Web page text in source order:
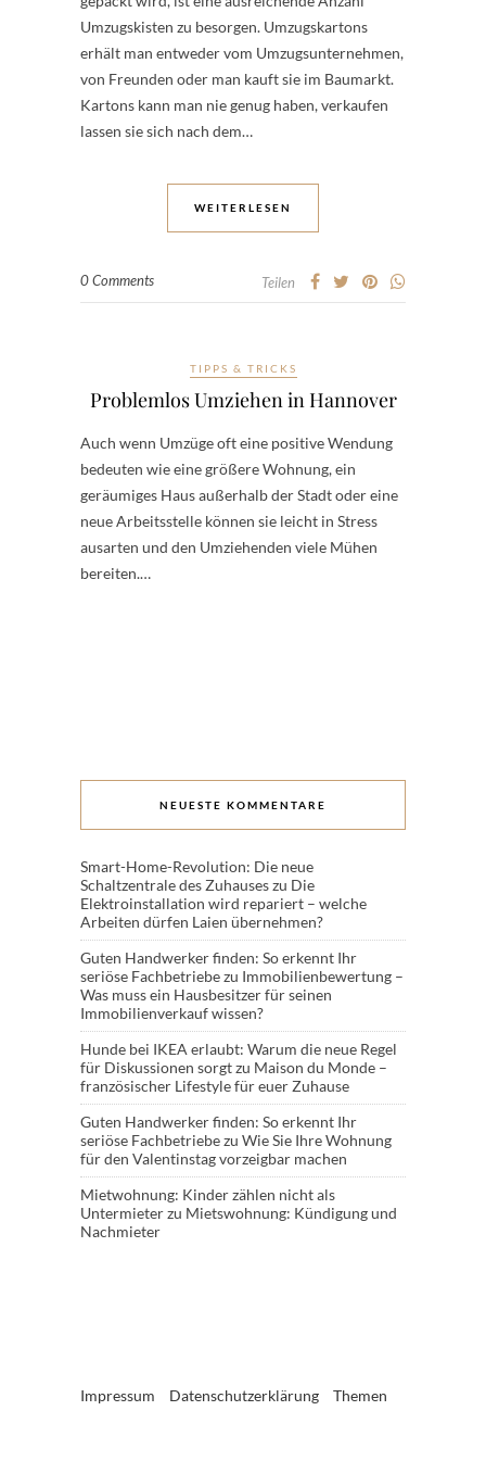
Umzugskisten zu besorgen. Umzugskartons
erhält man entweder vom Umzugsunternehmen,
von Freunden oder man kauft sie im Baumarkt.
Kartons kann man nie genug haben, verkaufen
lassen sie sich nach dem…
WEITERLESEN
0 Comments Teilen
TIPPS & TRICKS
Problemlos Umziehen in Hannover
Auch wenn Umzüge oft eine positive Wendung
bedeuten wie eine größere Wohnung, ein
geräumiges Haus außerhalb der Stadt oder eine
neue Arbeitsstelle können sie leicht in Stress
ausarten und den Umziehenden viele Mühen
bereiten.…
NEUESTE KOMMENTARE
Smart-Home-Revolution: Die neue
Schaltzentrale des Zuhauseszu Die
Elektroinstallation wird repariert – welche
Arbeiten dürfen Laien übernehmen?
Guten Handwerker finden: So erkennt Ihr
seriöse Fachbetriebezu Immobilienbewertung –
Was muss ein Hausbesitzer für seinen
Immobilienverkauf wissen?
Hunde bei IKEA erlaubt: Warum die neue Regel
für Diskussionen sorgtzu Maison du Monde –
französischer Lifestyle für euer Zuhause
Guten Handwerker finden: So erkennt Ihr
seriöse Fachbetriebezu Wie Sie Ihre Wohnung
für den Valentinstag vorzeigbar machen
Mietwohnung: Kinder zählen nicht als
Untermieterzu Mietswohnung: Kündigung und
Nachmieter
Impressum Datenschutzerklärung Themen